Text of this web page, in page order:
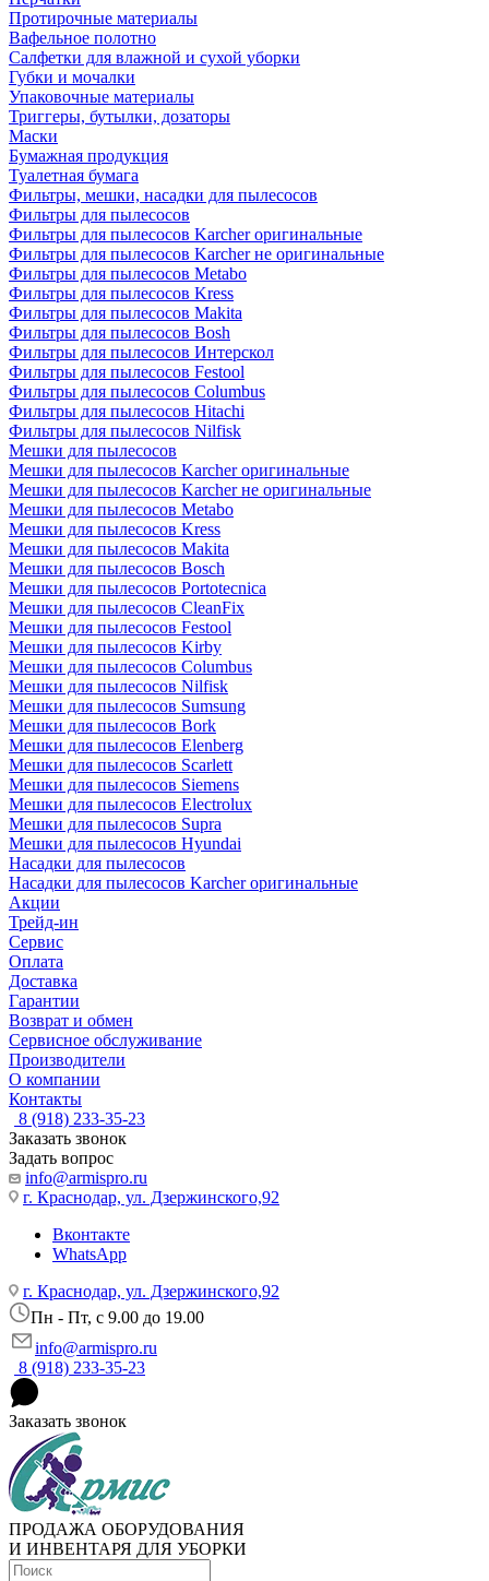
Протирочные материалы
Вафельное полотно
Салфетки для влажной и сухой уборки
Губки и мочалки
Упаковочные материалы
Триггеры, бутылки, дозаторы
Маски
Бумажная продукция
Туалетная бумага
Фильтры, мешки, насадки для пылесосов
Фильтры для пылесосов
Фильтры для пылесосов Karcher оригинальные
Фильтры для пылесосов Karcher не оригинальные
Фильтры для пылесосов Metabo
Фильтры для пылесосов Kress
Фильтры для пылесосов Makita
Фильтры для пылесосов Bosh
Фильтры для пылесосов Интерскол
Фильтры для пылесосов Festool
Фильтры для пылесосов Columbus
Фильтры для пылесосов Hitachi
Фильтры для пылесосов Nilfisk
Мешки для пылесосов
Мешки для пылесосов Karcher оригинальные
Мешки для пылесосов Karcher не оригинальные
Мешки для пылесосов Metabo
Мешки для пылесосов Kress
Мешки для пылесосов Makita
Мешки для пылесосов Bosch
Мешки для пылесосов Portotecnica
Мешки для пылесосов CleanFix
Мешки для пылесосов Festool
Мешки для пылесосов Kirby
Мешки для пылесосов Columbus
Мешки для пылесосов Nilfisk
Мешки для пылесосов Sumsung
Мешки для пылесосов Bork
Мешки для пылесосов Elenberg
Мешки для пылесосов Scarlett
Мешки для пылесосов Siemens
Мешки для пылесосов Electrolux
Мешки для пылесосов Supra
Мешки для пылесосов Hyundai
Насадки для пылесосов
Насадки для пылесосов Karcher оригинальные
Акции
Трейд-ин
Сервис
Оплата
Доставка
Гарантии
Возврат и обмен
Сервисное обслуживание
Производители
О компании
Контакты
8 (918) 233-35-23
Заказать звонок
Задать вопрос
info@armispro.ru
г. Краснодар, ул. Дзержинского,92
Вконтакте
WhatsApp
г. Краснодар, ул. Дзержинского,92
Пн - Пт, c 9.00 до 19.00
info@armispro.ru
8 (918) 233-35-23
Заказать звонок
ПРОДАЖА ОБОРУДОВАНИЯ
И ИНВЕНТАРЯ ДЛЯ УБОРКИ